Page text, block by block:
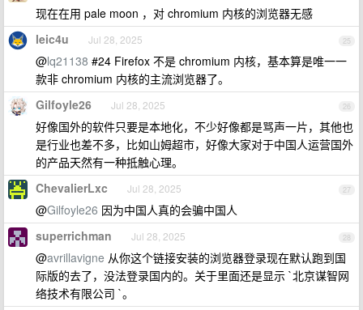
现在在用 pale moon ，对 chromium 内核的浏览器无感
25
leic4u Jul 28, 2025
@lq21138 #24 Firefox 不是 chromium 内核，基本算是唯一一
款非 chromium 内核的主流浏览器了。
26
Gilfoyle26 Jul 28, 2025
好像国外的软件只要是本地化，不少好像都是骂声一片，其他也
是行业也差不多，比如山姆超市，好像大家对于中国人运营国外
的产品天然有一种抵触心理。
27
ChevalierLxc Jul 28, 2025
@Gilfoyle26 因为中国人真的会骗中国人
28
superrichman Jul 28, 2025
@avrillavigne 从你这个链接安装的浏览器登录现在默认跑到国
际版的去了，没法登录国内的。关于里面还是显示 `北京谋智网
络技术有限公司 `。